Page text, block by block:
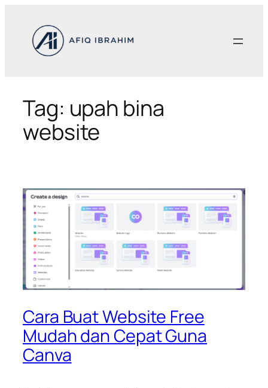
content
Tag: upah bina
website
Cara Buat Website Free
Mudah dan Cepat Guna
Canva